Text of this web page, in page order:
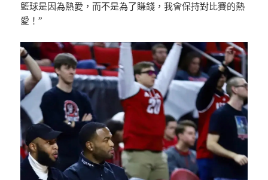
籃球是因為熱愛，而不是為了賺錢，我會保持對比賽的熱
愛！”